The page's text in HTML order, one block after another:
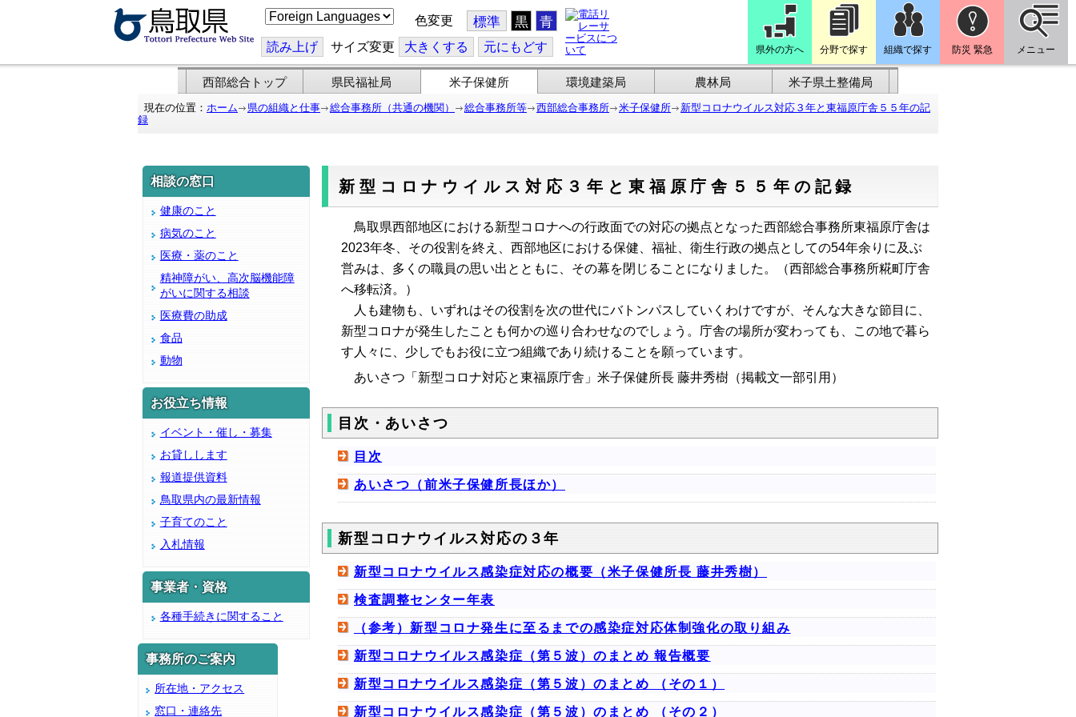
こ
の
ジ
を
翻
訳
す
色変更 標準 黒 青
読み上げ サイズ変更 大きくする 元にもどす 県外の方へ 分野で探す 組織で探す 防災 緊急 メニュー
西部総合トップ 県民福祉局 米子保健所 環境建築局 農林局 米子県土整備局
現在の位置： ホーム 県の組織と仕事 総合事務所（共通の機関） 総合事務所等 西部総合事務所 米子保健所
新型コロナウイルス対応３年と東福原庁舎５５年の記
録
相談の窓口
健康のこと
病気のこと
医療・薬のこと
精神障がい、高次脳機能障
がいに関する相談
医療費の助成
食品
動物
お役立ち情報
イベント・催し・募集
お貸しします
報道提供資料
鳥取県内の最新情報
子育てのこと
入札情報
事業者・資格
各種手続きに関すること
事務所のご案内
所在地・アクセス
窓口・連絡先
新型コロナウイルス対応３年と東福原庁舎５５年の記録
鳥取県西部地区における新型コロナへの行政面での対応の拠点となった西部総合事務所東福原庁舎は
2023年冬、その役割を終え、西部地区における保健、福祉、衛生行政の拠点としての54年余りに及ぶ
営みは、多くの職員の思い出とともに、その幕を閉じることになりました。（西部総合事務所糀町庁舎
へ移転済。）
人も建物も、いずれはその役割を次の世代にバトンパスしていくわけですが、そんな大きな節目に、
新型コロナが発生したことも何かの巡り合わせなのでしょう。庁舎の場所が変わっても、この地で暮ら
す人々に、少しでもお役に立つ組織であり続けることを願っています。
あいさつ「新型コロナ対応と東福原庁舎」米子保健所長 藤井秀樹（掲載文一部引用）
目次・あいさつ
目次
あいさつ（前米子保健所長ほか）
新型コロナウイルス対応の３年
新型コロナウイルス感染症対応の概要（米子保健所長 藤井秀樹）
検査調整センター年表
（参考）新型コロナ発生に至るまでの感染症対応体制強化の取り組み
新型コロナウイルス感染症（第５波）のまとめ 報告概要
新型コロナウイルス感染症（第５波）のまとめ （その１）
新型コロナウイルス感染症（第５波）のまとめ （その２）